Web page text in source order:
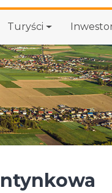
Turyści